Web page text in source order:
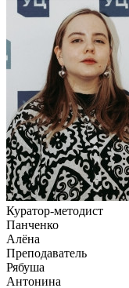
Куратор-методист
Панченко
Алёна
Преподаватель
Рябуша
Антонина